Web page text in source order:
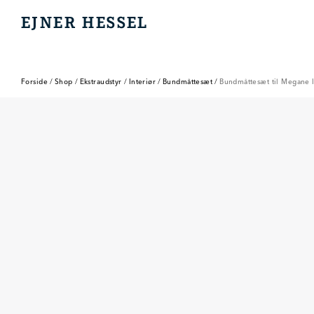
EJNER HESSEL
Forside / Shop / Ekstraudstyr / Interiør / Bundmåttesæt / Bundmåttesæt til Megane